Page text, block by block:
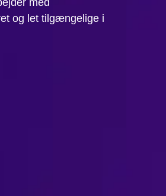
og let tilgængelige i